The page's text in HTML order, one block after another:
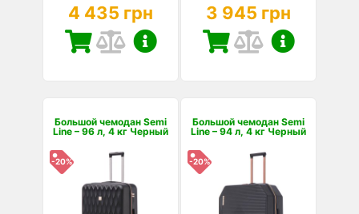
4 435 грн 3 945 грн
Большой чемодан Semi
Line – 96 л, 4 кг Черный
-20%
Большой чемодан Semi
Line – 94 л, 4 кг Черный
-20%